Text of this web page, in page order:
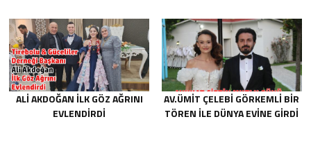
ALI AKDOĞAN İLK GÖZ AĞRINI
EVLENDIRDI
AV.ÜMIT ÇELEBI GÖRKEMLI BIR
TÖREN ILE DÜNYA EVINE GIRDI